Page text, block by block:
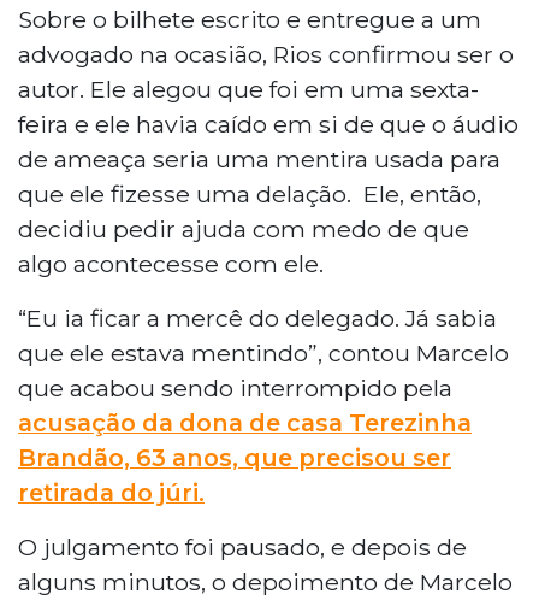
Sobre o bilhete escrito e entregue a um
advogado na ocasião, Rios confirmou ser o
autor. Ele alegou que foi em uma sexta-
feira e ele havia caído em si de que o áudio
de ameaça seria uma mentira usada para
que ele fizesse uma delação. Ele, então,
decidiu pedir ajuda com medo de que
algo acontecesse com ele.
“Eu ia ficar a mercê do delegado. Já sabia
que ele estava mentindo”, contou Marcelo
que acabou sendo interrompido pela
acusação da dona de casa Terezinha
Brandão, 63 anos, que precisou ser
retirada do júri.
O julgamento foi pausado, e depois de
alguns minutos, o depoimento de Marcelo